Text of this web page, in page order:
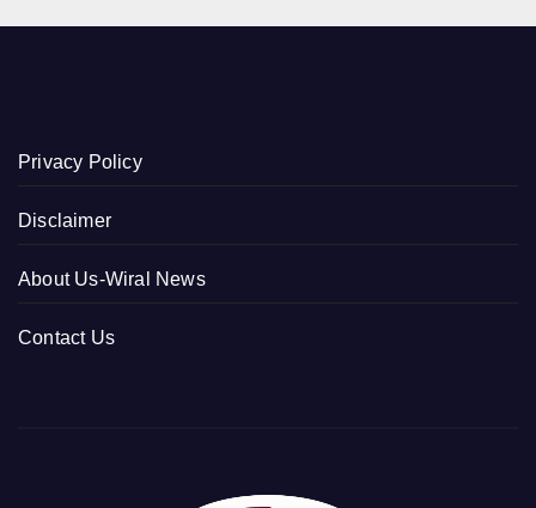
Privacy Policy
Disclaimer
About Us-Wiral News
Contact Us